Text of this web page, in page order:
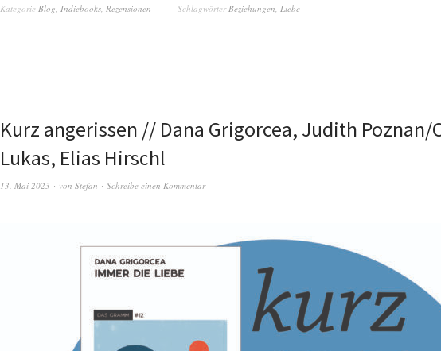
Kategorie Blog Indiebooks Rezensionen Schlagwörter Beziehungen Liebe
Kurz angerissen // Dana Grigorcea, Judith Poznan/
Lukas, Elias Hirschl
13. Mai 2023 von Stefan Schreibe einen Kommentar